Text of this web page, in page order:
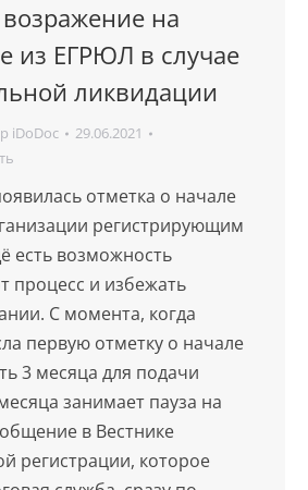
на
из ЕГРЮЛ в случае
ликвидации
iDoDoc
29.06.2021
отметка о начале
регистрирующим
есть возможность
процесс и избежать
С момента, когда
первую отметку о начале
3 месяца для подачи
занимает пауза на
в Вестнике
регистрации, которое